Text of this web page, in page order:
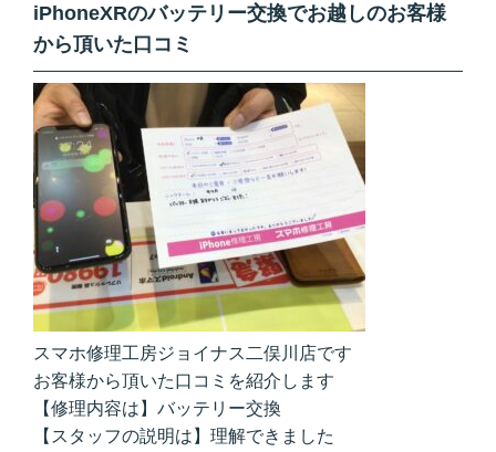
iPhoneXRのバッテリー交換でお越しのお客様
から頂いた口コミ
スマホ修理工房ジョイナス二俣川店です
お客様から頂いた口コミを紹介します
【修理内容は】バッテリー交換
【スタッフの説明は】理解できました